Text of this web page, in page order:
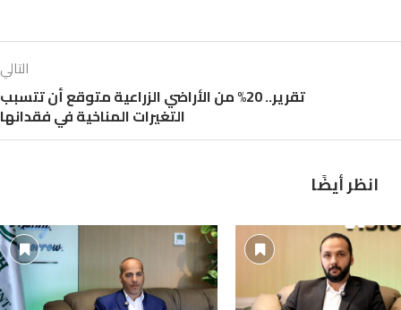
التالي
تقرير.. 20% من الأراضي الزراعية متوقع أن تتسبب
التغيرات المناخية في فقدانها
انظر أيضًا